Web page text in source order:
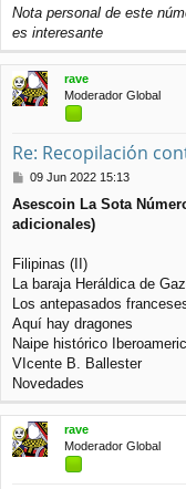
Nota personal de este
es interesante
rave
Moderador Global
Re: Recopilación
M
n
s
j
e
09 Jun 2022 15:13
Asescoin La Sota
adicionales)
Filipinas (II)
La baraja Heráldica de
Los antepasados
Aquí hay dragones
Naipe histórico
VIcente B. Ballester
Novedades
rave
Moderador Global